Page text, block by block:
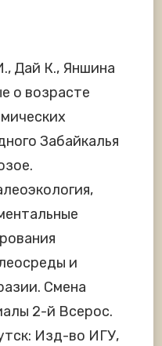
Дай К., Яншина
о возрасте
Забайкалья
и
Смена
2-й Всерос.
Изд-во ИГУ,